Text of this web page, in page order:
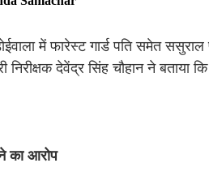
में फारेस्ट गार्ड पति समेत
निरीक्षक देवेंद्र सिंह चौहान ने बताया
काआरोप